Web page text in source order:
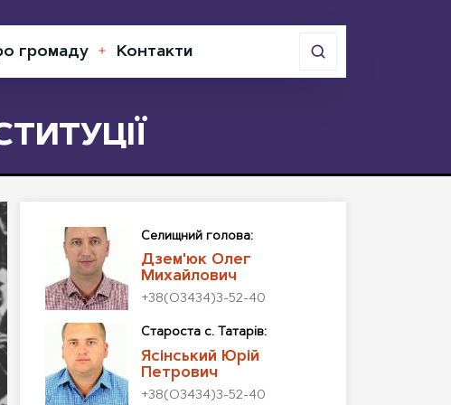
громаду
Відкрити
меню
Контакти
Cелищний голова:
Дзем'юк Олег
Михайлович
+38(О3434)3-52-40
Староста с. Татарів:
Ясінський Юрій
Петрович
+38(О3434)3-52-40